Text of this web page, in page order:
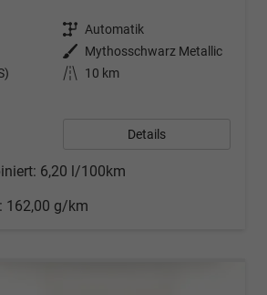
Getriebe Automatik
Außenfarbe Mythosschwarz Metallic
Kilometerstand
10 km
Details
6,20 l/100km
162,00 g/km